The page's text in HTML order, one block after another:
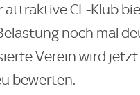
attraktive CL-Klub
noch mal
Verein wird
bewerten.